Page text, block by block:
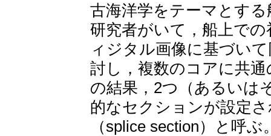
古海洋学をテーマとす
研究者がいて，船上で
ィジタル画像に基づい
討し，複数のコアに共
の結果，2つ（あるいは
的なセクションが設定
（splice section）と呼ぶ